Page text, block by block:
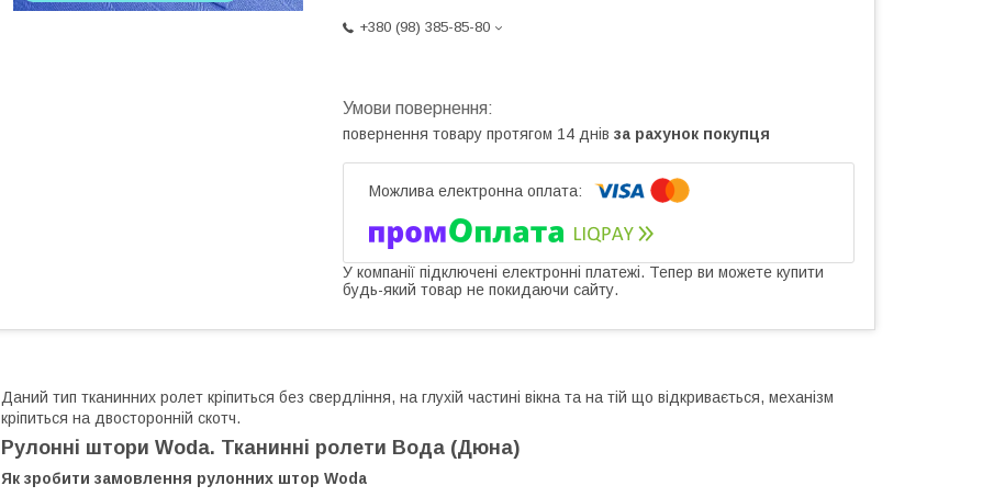
+380 (98) 385-85-80
повернення товару протягом 14 днів за рахунок покупця
У компанії підключені електронні платежі. Тепер ви можете купити
будь-який товар не покидаючи сайту.
Даний тип тканинних ролет кріпиться без свердління, на глухій частині вікна та на тій що відкривається, механізм
кріпиться на двосторонній скотч.
Рулонні штори Woda. Тканинні ролети Вода (Дюна)
Як зробити замовлення рулонних штор Woda